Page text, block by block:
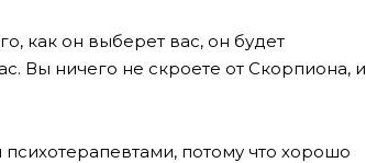
как он выберет вас, он будет
Вы ничего не скроете от Скорпиона, и
потому что хорошо